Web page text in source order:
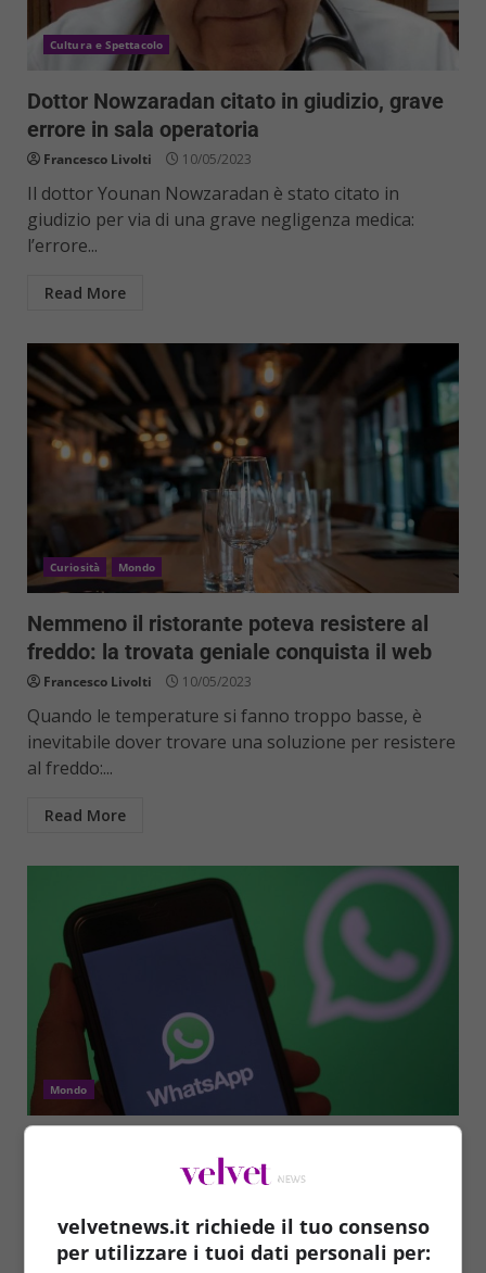
Cultura e Spettacolo
Dottor Nowzaradan citato in giudizio, grave
errore in sala operatoria
Francesco Livolti 10/05/2023
Il dottor Younan Nowzaradan è stato citato in
giudizio per via di una grave negligenza medica:
l’errore...
Read More
Curiosità Mondo
Nemmeno il ristorante poteva resistere al
freddo: la trovata geniale conquista il web
Francesco Livolti 10/05/2023
Quando le temperature si fanno troppo basse, è
inevitabile dover trovare una soluzione per resistere
al freddo:...
Read More
Mondo
molti non credevano si potesse fare
Questo semplice trucco sta facendo impazzire gli
utenti su WhatsApp: avevi idea che si potesse fare?
velvetnews.it richiede il tuo consenso
per utilizzare i tuoi dati personali per: